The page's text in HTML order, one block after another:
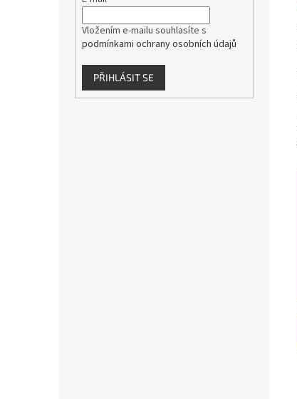
Vložením e-mailu souhlasíte s
podmínkami ochrany osobních údajů
PŘIHLÁSIT SE